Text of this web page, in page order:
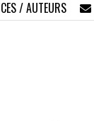
/ AUTEURS